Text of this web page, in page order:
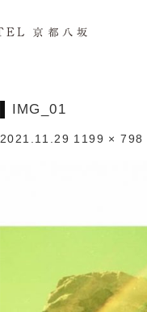
IMG_01
2021.11.29 1199 × 798